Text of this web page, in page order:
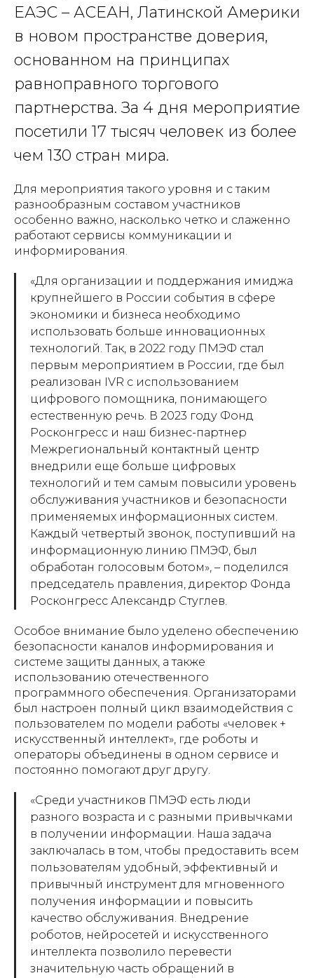
ЕАЭС – АСЕАН, Латинской Америки
в новом пространстве доверия,
основанном на принципах
равноправного торгового
партнерства. За 4 дня мероприятие
посетили 17 тысяч человек из более
чем 130 стран мира.
Для мероприятия такого уровня и с таким
разнообразным составом участников
особенно важно, насколько четко и слаженно
работают сервисы коммуникации и
информирования.
«Для организации и поддержания имиджа
крупнейшего в России события в сфере
экономики и бизнеса необходимо
использовать больше инновационных
технологий. Так, в 2022 году ПМЭФ стал
первым мероприятием в России, где был
реализован IVR с использованием
цифрового помощника, понимающего
естественную речь. В 2023 году Фонд
Росконгресс и наш бизнес-партнер
Межрегиональный контактный центр
внедрили еще больше цифровых
технологий и тем самым повысили уровень
обслуживания участников и безопасности
применяемых информационных систем.
Каждый четвертый звонок, поступивший на
информационную линию ПМЭФ, был
обработан голосовым ботом», – поделился
председатель правления, директор Фонда
Росконгресс Александр Стуглев.
Особое внимание было уделено обеспечению
безопасности каналов информирования и
системе защиты данных, а также
использованию отечественного
программного обеспечения. Организаторами
был настроен полный цикл взаимодействия с
пользователем по модели работы «человек +
искусственный интеллект», где роботы и
операторы объединены в одном сервисе и
постоянно помогают друг другу.
«Среди участников ПМЭФ есть люди
разного возраста и с разными привычками
в получении информации. Наша задача
заключалась в том, чтобы предоставить всем
пользователям удобный, эффективный и
привычный инструмент для мгновенного
получения информации и повысить
качество обслуживания. Внедрение
роботов, нейросетей и искусственного
интеллекта позволило перевести
значительную часть обращений в